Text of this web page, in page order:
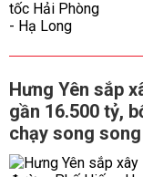
Hưng Yên sắp
gần 16.500 tỷ,
chạy song song